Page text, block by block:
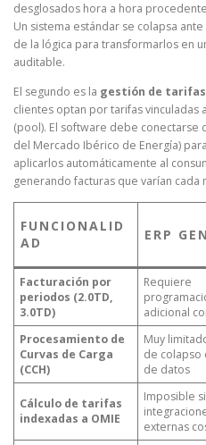
desglosados hora a hora
Un sistema estándar se colapsa
de la lógica para transformarlos en
auditable.
El segundo es la gestión de tarifas
clientes optan por tarifas
(pool). El software debe conectarse
del Mercado Ibérico de Energía)
aplicarlos automáticamente al
generando facturas que varían
FUNCIONALID
AD
ERP
Facturación por
periodos (2.0TD,
3.0TD)
Requiere
adicional
Procesamiento de
Curvas de Carga
(CCH)
Muy
de colapso
de datos
Cálculo de tarifas
indexadas a OMIE
Imposible
externas